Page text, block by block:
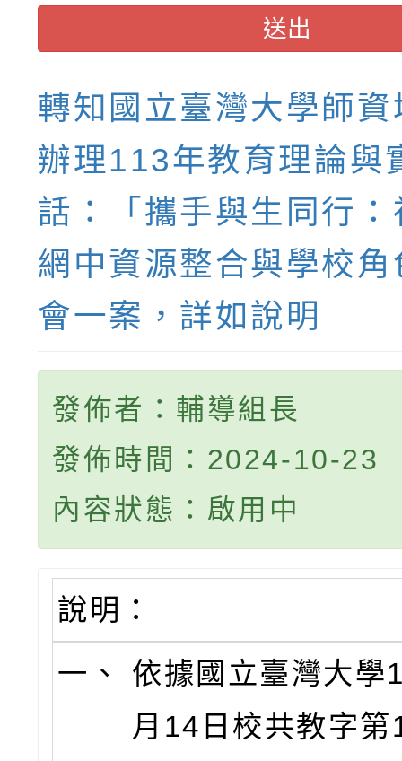
送出
轉知國立臺灣大學師
辦理113年教育理論與
話：「攜手與生同行
網中資源整合與學校
會一案，詳如說明
發佈者：輔導組長
發佈時間：2024-10-23
內容狀態：啟用中
說明：
一、
依據國立臺灣大學
月14日校共教字